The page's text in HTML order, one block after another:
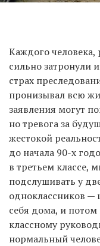
Каждого человека,
сильно затронули
страх
пронизывал всю
заявления могут
но тревога за
жестокой
до начала 90-х
в третьем классе,
подслушивать у
одноклассников —
себя дома, и
классному
нормальный